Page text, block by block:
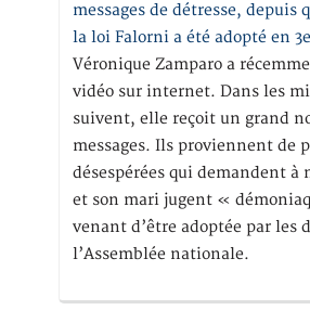
messages de détresse, depuis
la loi Falorni a été adopté en
Véronique Zamparo a
vidéo sur internet. Dans les
suivent, elle reçoit un grand
messages. Ils proviennent de
désespérées qui demandent
et son mari jugent «
venant d’être adoptée par les
l’Assemblée nationale.